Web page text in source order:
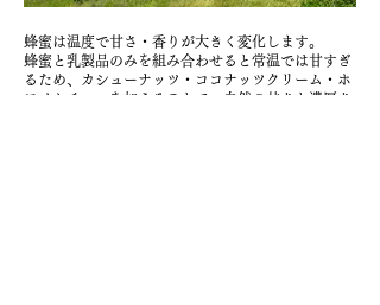
蜂蜜は温度で甘さ・香りが大きく変化します。
蜂蜜と乳製品のみを組み合わせると常温では甘すぎ
るため、カシューナッツ・ココナッツクリーム・ホ
ワイトチョコを加えることで、自然の甘さと濃厚さ